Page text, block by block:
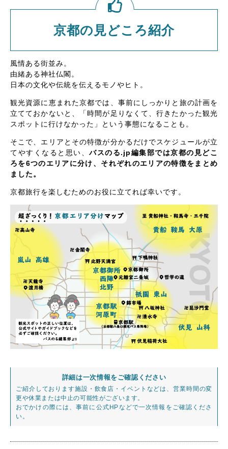
京都の見どころ紹介
風情ある街並み。
由緒ある神社仏閣。
日本の文化や伝統を伝えるモノやヒト。
観光資源に恵まれた京都では、事前にしっかりと旅の計画を
立てておかないと、「時間が足りなくて、行きたかった観光
スポットに行けなかった」という事態になることも。
そこで、エリアとその特徴が分かるだけでスケジュールが立
てやすくなると思い、バスのる.jp編集部では京都の見どこ
ろを6つのエリアに分け、それぞれのエリアの特徴をまとめ
ました。
京都旅行を楽しむためのお役に立てれば幸いです。
詳細は一次情報をご確認ください
ご紹介しております施設・飲食店・イベントなどは、営業時間の変
更や休業または中止の可能性がございます。
おでかけの際には、事前に公式HPなどで一次情報をご確認くださ
い。